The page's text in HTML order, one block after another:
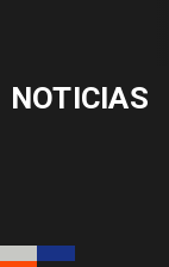
NOTICIAS